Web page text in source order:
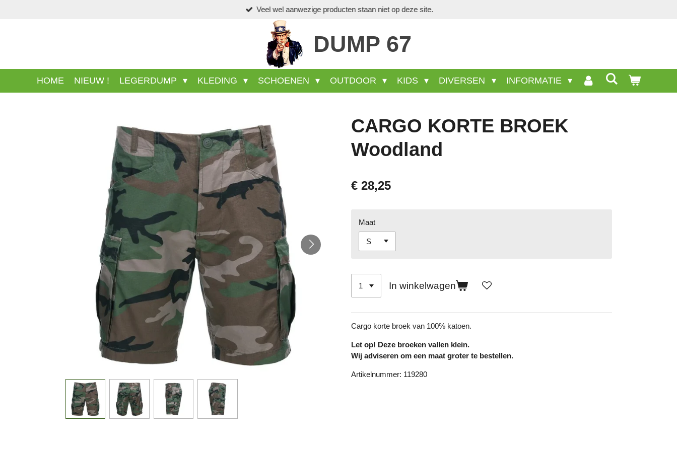
Veel wel aanwezige producten staan niet op deze site.
DUMP 67
HOME NIEUW ! LEGERDUMP KLEDING SCHOENEN OUTDOOR KIDS DIVERSEN INFORMATIE
CARGO KORTE BROEK
Woodland
€ 28,25
Maat
In winkelwagen
Cargo korte broek van 100% katoen.
Let op! Deze broeken vallen klein.
Wij adviseren om een maat groter te bestellen.
Artikelnummer: 119280